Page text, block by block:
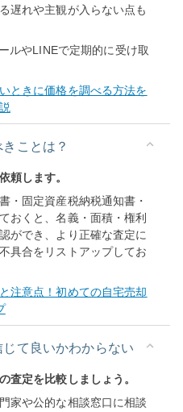
遅れや主観が入らない点も
ルやLINEで定期的に受け取
ときに価格を調べる方法を
ことは？
頼します。
・固定資産税納税通知書・
おくと、名義・面積・権利
ができ、より正確な査定に
具合をリストアップしてお
注意点！初めての自宅売却
て良いかわからない
査定を比較しましょう。
家や公的な相談窓口に相談